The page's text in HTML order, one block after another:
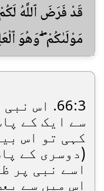
قَدْ فَرَضَ ٱللَّهُ
مَوْلَىٰكُمْ ۖ وَهُوَ
66:3. اس
سے ایک کے
کہی تو اس
(دوسری کے
اسے نبی پر
اس میں سے